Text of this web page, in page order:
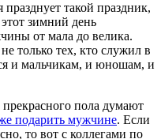
такой праздник,
зимний день
от мала до велика.
только тех, кто служил в
и мальчикам, и юношам, и
пола думают
подарить мужчине. Если
то вот с коллегами по